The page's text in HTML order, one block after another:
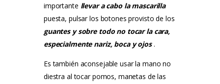
importante llevar a cabo la mascarilla
puesta, pulsar los botones provisto de los
guantes y sobre todo no tocar la cara,
especialmente nariz, boca y ojos.
Es también aconsejable usar la mano no
diestra al tocar pomos, manetas de las